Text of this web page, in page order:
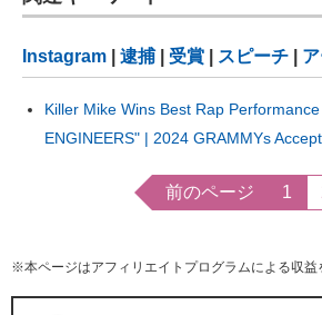
Instagram 逮捕| 受賞 スピーチ
Killer Mike Wins Best Rap
ENGINEERS" | 2024 GRAMMYs
前のページ 1
※本ページはアフィリエイトプログラムによる収益